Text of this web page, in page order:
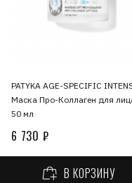
PATYKA AGE-SPECIFIC
Маска Про-Коллаген для
50 мл
6 730 ₽
В КОРЗИНУ